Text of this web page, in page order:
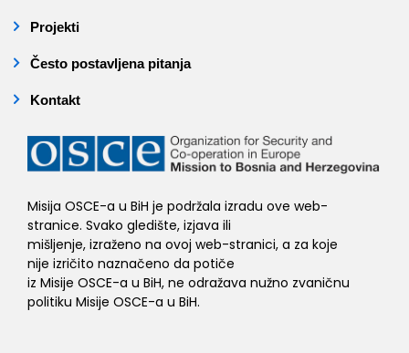
Projekti
Često postavljena pitanja
Kontakt
Misija OSCE-a u BiH je podržala izradu ove web-
stranice. Svako gledište, izjava ili
mišljenje, izraženo na ovoj web-stranici, a za koje
nije izričito naznačeno da potiče
iz Misije OSCE-a u BiH, ne odražava nužno zvaničnu
politiku Misije OSCE-a u BiH.